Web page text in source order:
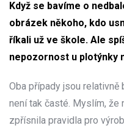
Když se bavíme o
obrázek někoho, kdo
říkali už ve škole. Ale
nepozornost u plotýnky
Oba případy jsou relativně
není tak časté. Myslím, že
zpřísnila pravidla pro